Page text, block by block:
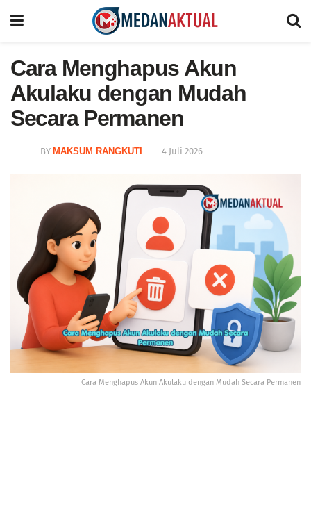
Cara Menghapus Akun
Akulaku dengan Mudah
Secara Permanen
BY MAKSUM RANGKUTI 4 Juli 2026
Cara Menghapus Akun Akulaku dengan Mudah Secara Permanen